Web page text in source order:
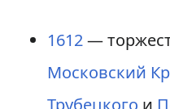
1612—
Московский
Трубецкого и